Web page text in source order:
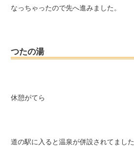
なっちゃったので先へ進みました。
つたの湯
休憩がてら
道の駅に入ると温泉が併設されてました